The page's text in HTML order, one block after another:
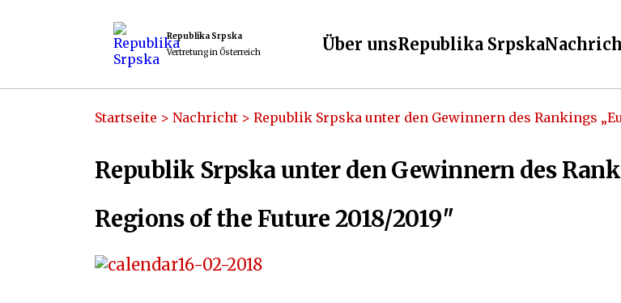
Republika Srpska
Vertretung in Österreich
Über unsRepublika Srpska
Startseite > Nachricht > Republik Srpska unter den Gewinnern des Rankings
Republik Srpska unter den Gewinnern des
Regions of the Future 2018/2019″
16-02-2018